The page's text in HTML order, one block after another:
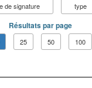
de signature
type
Résultats par page
25 50 100